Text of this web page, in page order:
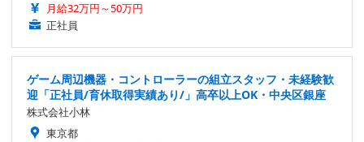
月給32万円～50万円
正社員
ゲーム周辺機器・コントローラーの組立スタッフ・未経験歓
迎「正社員/育休取得実績あり/」高卒以上OK・中央区銀座
株式会社小林
東京都